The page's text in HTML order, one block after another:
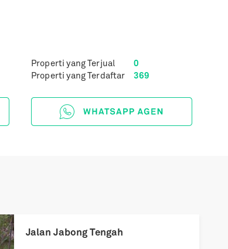
Properti yang Terjual
0
Properti yang Terdaftar
369
Next
Jalan Jabong Tengah